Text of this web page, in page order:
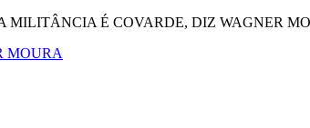
MILITÂNCIA É COVARDE, DIZ WAGNER
MOURA